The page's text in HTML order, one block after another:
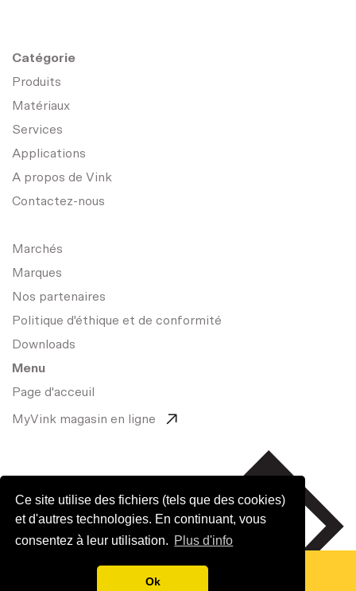
Ce site utilise des fichiers (tels que des cookies)
et d'autres technologies. En continuant, vous
consentez à leur utilisation. Plus d'info
Ok
Catégorie
Produits
Matériaux
Services
Applications
A propos de Vink
Contactez-nous
Marchés
Marques
Nos partenaires
Politique d'éthique et de conformité
Downloads
Menu
Page d'acceuil
MyVink magasin en ligne